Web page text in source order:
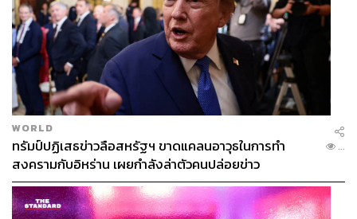
WORLD
ทรัมป์ปฏิเสธข่าวลือสหรัฐฯ ขาดแคลนอาวุธในการทำ
สงครามกับอิหร่าน เผยกำลังล่าตัวคนปล่อยข่าว
...